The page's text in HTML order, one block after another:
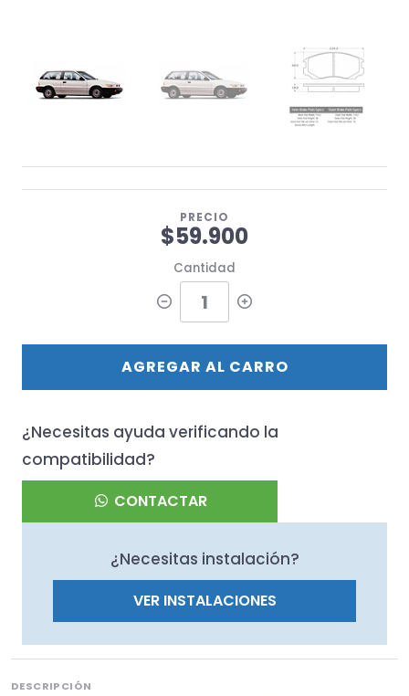
PRECIO
$59.900
Cantidad
AGREGAR AL CARRO
¿Necesitas ayuda verificando la
compatibilidad?
CONTACTAR
¿Necesitas instalación?
VER INSTALACIONES
DESCRIPCIÓN